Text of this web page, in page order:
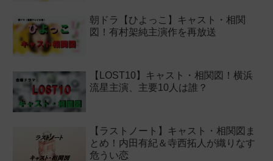
朝ドラ【ひよっこ】キャスト・相関
図！有村架純主演作を再放送
【LOST10】キャスト・相関図！横浜
流星主演、主要10人は誰？
【ラストノート】キャスト・相関図ま
とめ！内田有紀＆寺西拓人が織りなす
危うい恋